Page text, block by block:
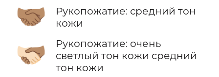
🤝🏽
Рукопожатие: средний тон
кожи
🫱🏻‍🫲🏽
Рукопожатие: очень
светлый тон кожи средний
тон кожи